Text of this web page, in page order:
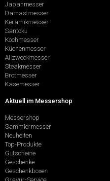
Japanmesser
Damastmesser
Keramikmesser
Santoku
Kochmesser
Küchenmesser
Allzweckmesser
Steakmesser
Brotmesser
Käsemesser
Aktuell im Messershop
Messershop
Sammlermesser
Neuheiten
Top-Produkte
Gutscheine
Geschenke
Geschenkboxen